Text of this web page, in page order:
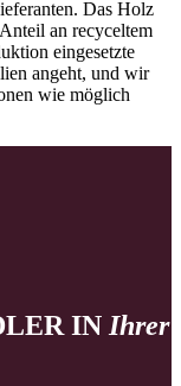
Das Holz
an recyceltem
eingesetzte
angeht, und wir
wie möglich
IN Ihrer